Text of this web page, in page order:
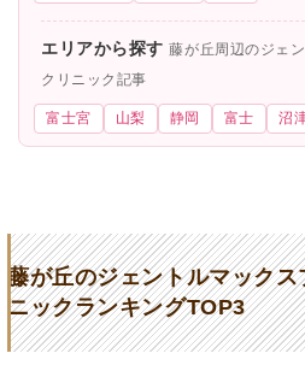
エリアから探す藤が丘周辺のジェ
クリニック記事
富士宮 山梨 静岡 富士 沼
藤が丘のジェントルマック
ニックランキングTOP3